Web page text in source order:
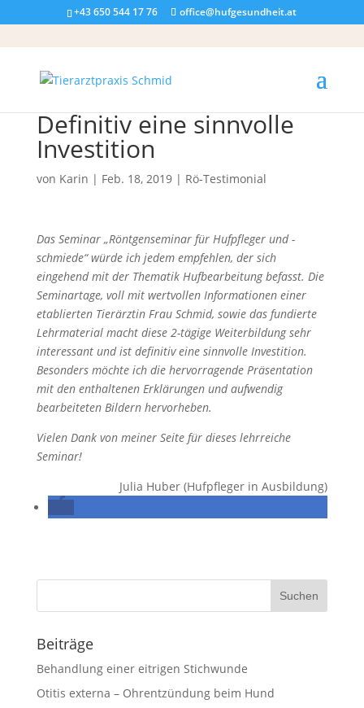
+43 650 544 17 76 office@hufgesundheit.at
Definitiv eine sinnvolle
Investition
von Karin | Feb. 18, 2019| Rö-Testimonial
Das Seminar „Röntgenseminar für Hufpfleger und -
schmiede“ würde ich jedem empfehlen, der sich
eingehend mit der Thematik Hufbearbeitung befasst. Die
Seminartage, voll mit wertvollen Informationen einer
etablierten Tierärztin Frau Schmid, sowie das fundierte
Lehrmaterial macht diese 2-tägige Weiterbildung sehr
interessant und ist definitiv eine sinnvolle Investition.
Besonders möchte ich die hervorragende Präsentation
mit den enthaltenen Erklärungen und aufwendig
bearbeiteten Bildern hervorheben.
Vielen Dank von meiner Seite für dieses lehrreiche
Seminar!
Julia Huber (Hufpfleger in Ausbildung)
Beiträge
Behandlung einer eitrigen Stichwunde
Otitis externa – Ohrentzündung beim Hund